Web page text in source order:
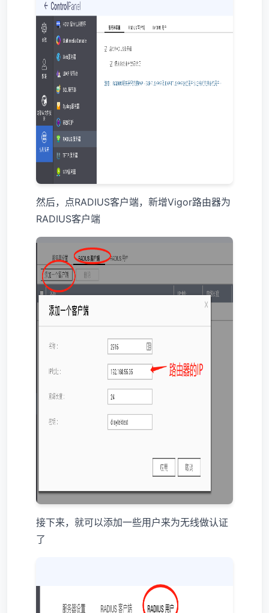
然后，点RADIUS客户端，新增Vigor路由器为
RADIUS客户端
接下来，就可以添加一些用户来为无线做认证
了